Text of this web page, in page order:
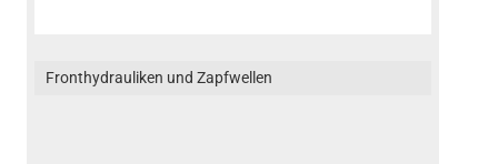
Fronthydrauliken und Zapfwellen